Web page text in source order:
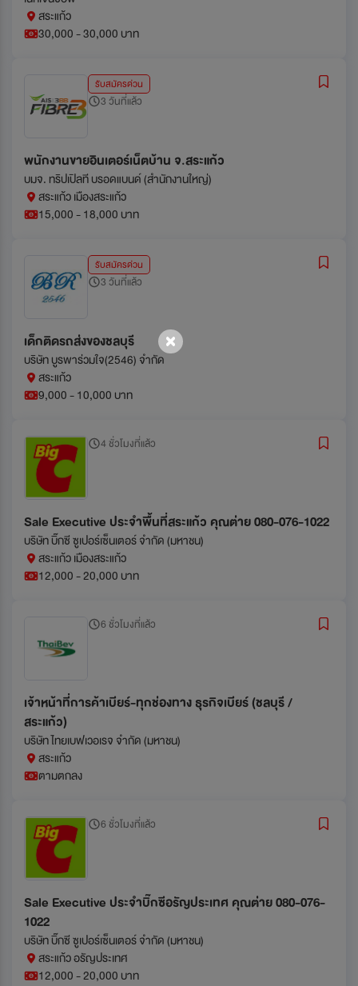
สระแก้ว
30,000 - 30,000 บาท
รับสมัครด่วน
3 วันที่แล้ว
พนักงานขายอินเตอร์เน็ตบ้าน จ.สระแก้ว
บมจ. ทริปเปิลที บรอดแบนด์ (สำนักงานใหญ่)
สระแก้ว เมืองสระแก้ว
15,000 - 18,000 บาท
รับสมัครด่วน
3 วันที่แล้ว
เด็กติดรถส่งของชลบุรี
บริษัท บูรพาร่วมใจ(2546) จำกัด
สระแก้ว
9,000 - 10,000 บาท
4 ชั่วโมงที่แล้ว
Sale Executive ประจำพื้นที่สระแก้ว คุณต่าย 080-076-1022
บริษัท บิ๊กซี ซูเปอร์เซ็นเตอร์ จำกัด (มหาชน)
สระแก้ว เมืองสระแก้ว
12,000 - 20,000 บาท
6 ชั่วโมงที่แล้ว
เจ้าหน้าที่การค้าเบียร์-ทุกช่องทาง ธุรกิจเบียร์ (ชลบุรี /
สระแก้ว)
บริษัท ไทยเบฟเวอเรจ จำกัด (มหาชน)
สระแก้ว
ตามตกลง
6 ชั่วโมงที่แล้ว
Sale Executive ประจำบิ๊กซีอรัญประเทศ คุณต่าย 080-076-
1022
บริษัท บิ๊กซี ซูเปอร์เซ็นเตอร์ จำกัด (มหาชน)
สระแก้ว อรัญประเทศ
12,000 - 20,000 บาท